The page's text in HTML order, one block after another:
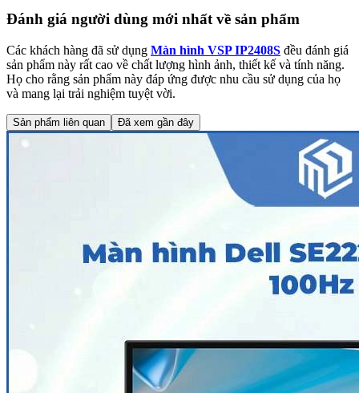
Đánh giá người dùng mới nhất về sản phẩm
Các khách hàng đã sử dụng Màn hình VSP IP2408S đều đánh giá
sản phẩm này rất cao về chất lượng hình ảnh, thiết kế và tính năng.
Họ cho rằng sản phẩm này đáp ứng được nhu cầu sử dụng của họ
và mang lại trải nghiệm tuyệt vời.
Sản phẩm liên quan Đã xem gần đây